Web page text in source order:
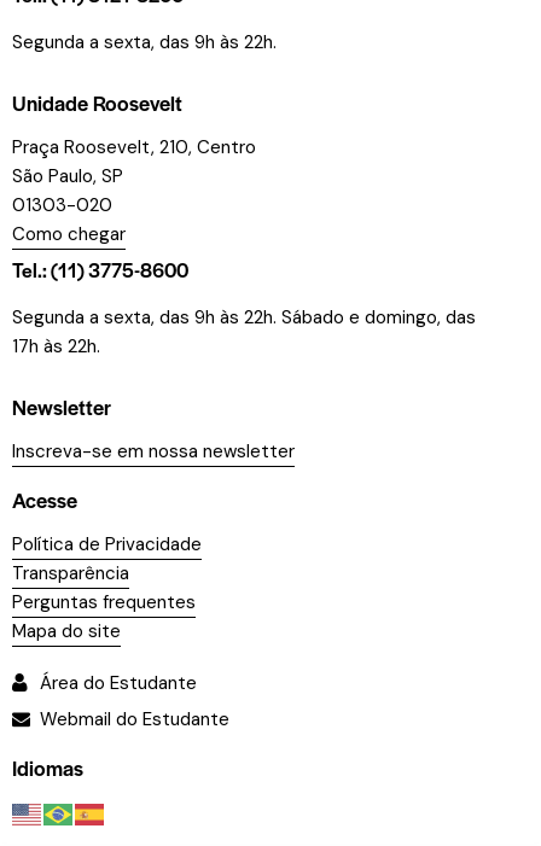
Segunda a sexta, das 9h às 22h.
Unidade Roosevelt
Praça Roosevelt, 210, Centro
São Paulo, SP
01303-020
Como chegar
Tel.: (11) 3775-8600
Segunda a sexta, das 9h às 22h. Sábado e domingo, das
17h às 22h.
Newsletter
Inscreva-se em nossa newsletter
Acesse
Política de Privacidade
Transparência
Perguntas frequentes
Mapa do site
Área do Estudante
Webmail do Estudante
Idiomas